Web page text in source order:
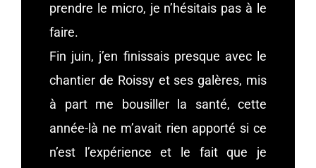
prendre le micro, je n’hésitais pas à le
faire.
Fin juin, j’en finissais presque avec le
chantier de Roissy et ses galères, mis
à part me bousiller la santé, cette
année-là ne m’avait rien apporté si ce
n’est l’expérience et le fait que je